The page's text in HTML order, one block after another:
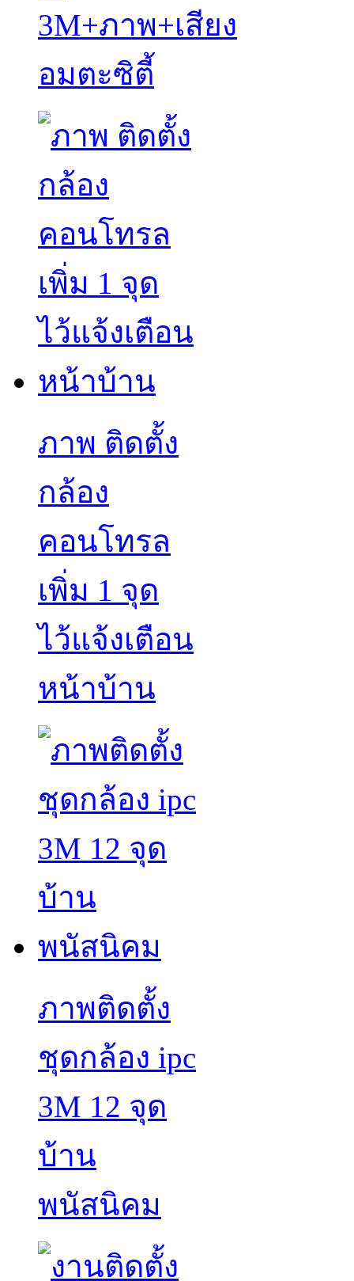
3M+ภาพ+เสียง
อมตะซิตี้
ภาพ ติดตั้ง
กล้อง
คอนโทรล
เพิ่ม 1 จุด
ไว้แจ้งเตือน
หน้าบ้าน
ภาพติดตั้ง
ชุดกล้อง ipc
3M 12 จุด
บ้าน
พนัสนิคม